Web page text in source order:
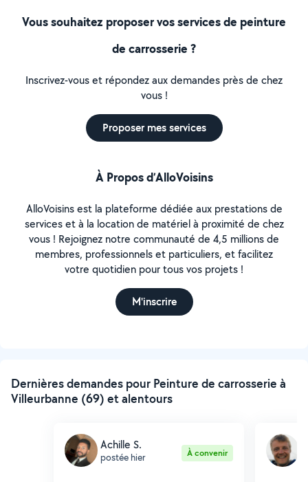
Vous souhaitez proposer vos services de peinture
de carrosserie ?
Inscrivez-vous et répondez aux demandes près de chez
vous !
Proposer mes services
À Propos d’AlloVoisins
AlloVoisins est la plateforme dédiée aux prestations de
services et à la location de matériel à proximité de chez
vous ! Rejoignez notre communauté de 4,5 millions de
membres, professionnels et particuliers, et facilitez
votre quotidien pour tous vos projets !
M'inscrire
Dernières demandes pour Peinture de carrosserie à
Villeurbanne (69) et alentours
Achille S.
postée hier À convenir